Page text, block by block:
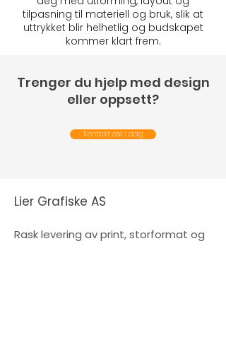
tilpasning til materiell og bruk, slik at
uttrykket blir helhetlig og budskapet
kommer klart frem.
Trenger du hjelp med design
eller oppsett?
Kontakt oss i dag
Lier Grafiske AS
Rask levering av print, storformat og